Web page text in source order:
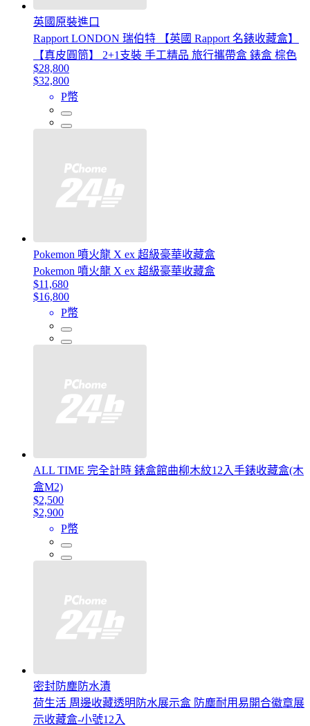
英國原裝進口
Rapport LONDON 瑞伯特 【英國 Rapport 名錶收藏盒】
【真皮圓筒】 2+1支裝 手工精品 旅行攜帶盒 錶盒 棕色
$28,800
$32,800
P幣
Pokemon 噴火龍 X ex 超級豪華收藏盒
Pokemon 噴火龍 X ex 超級豪華收藏盒
$11,680
$16,800
P幣
ALL TIME 完全計時 錶盒館曲柳木紋12入手錶收藏盒(木
盒M2)
$2,500
$2,900
P幣
密封防塵防水漬
荷生活 周邊收藏透明防水展示盒 防塵耐用易開合徽章展
示收藏盒-小號12入